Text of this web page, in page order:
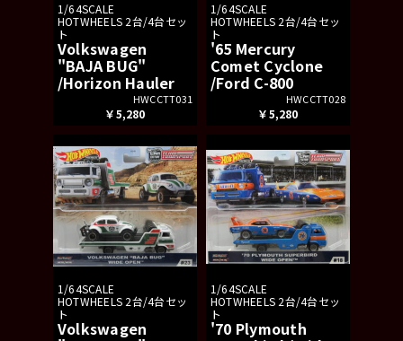
1/64SCALE
HOTWHEELS 2台/4台セッ
ト
Volkswagen
"BAJA BUG"
/Horizon Hauler
HWCCTT031
￥5,280
1/64SCALE
HOTWHEELS 2台/4台セッ
ト
'65 Mercury
Comet Cyclone
/Ford C-800
HWCCTT028
￥5,280
1/64SCALE
HOTWHEELS 2台/4台セッ
ト
Volkswagen
1/64SCALE
HOTWHEELS 2台/4台セッ
ト
'70 Plymouth